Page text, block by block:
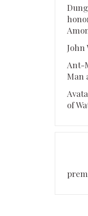
John
Ant-
Man
of